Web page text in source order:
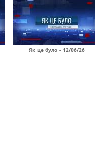
Як це було - 12/06/26